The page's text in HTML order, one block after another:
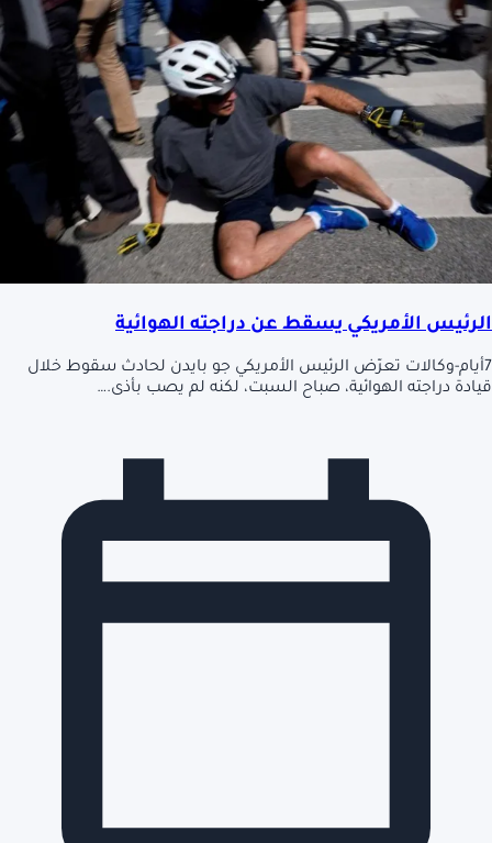
الرئيس الأمريكي يسقط عن دراجته الهوائية
7أيام-وكالات تعرّض الرئيس الأمريكي جو بايدن لحادث سقوط خلال
قيادة دراجته الهوائية، صباح السبت، لكنه لم يصب بأذى.…